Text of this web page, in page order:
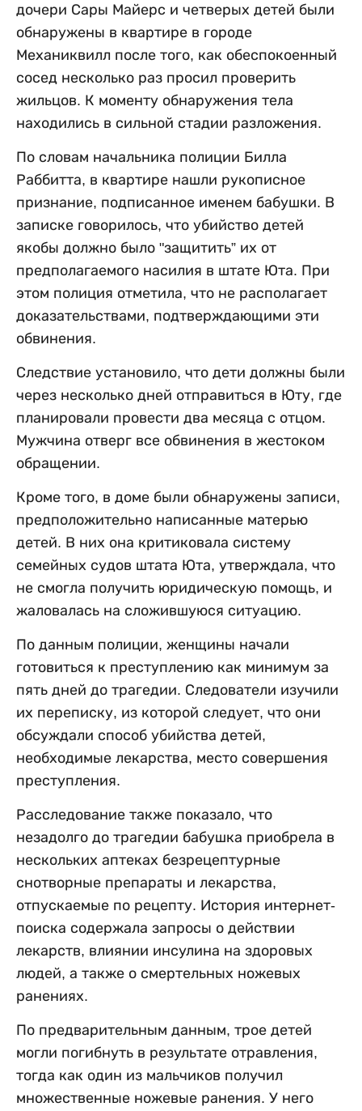
дочери Сары Майерс и четверых детей были
обнаружены в квартире в городе
Механиквилл после того, как обеспокоенный
сосед несколько раз просил проверить
жильцов. К моменту обнаружения тела
находились в сильной стадии разложения.
По словам начальника полиции Билла
Раббитта, в квартире нашли рукописное
признание, подписанное именем бабушки. В
записке говорилось, что убийство детей
якобы должно было "защитить” их от
предполагаемого насилия в штате Юта. При
этом полиция отметила, что не располагает
доказательствами, подтверждающими эти
обвинения.
Следствие установило, что дети должны были
через несколько дней отправиться в Юту, где
планировали провести два месяца с отцом.
Мужчина отверг все обвинения в жестоком
обращении.
Кроме того, в доме были обнаружены записи,
предположительно написанные матерью
детей. В них она критиковала систему
семейных судов штата Юта, утверждала, что
не смогла получить юридическую помощь, и
жаловалась на сложившуюся ситуацию.
По данным полиции, женщины начали
готовиться к преступлению как минимум за
пять дней до трагедии. Следователи изучили
их переписку, из которой следует, что они
обсуждали способ убийства детей,
необходимые лекарства, место совершения
преступления.
Расследование также показало, что
незадолго до трагедии бабушка приобрела в
нескольких аптеках безрецептурные
снотворные препараты и лекарства,
отпускаемые по рецепту. История интернет-
поиска содержала запросы о действии
лекарств, влиянии инсулина на здоровых
людей, а также о смертельных ножевых
ранениях.
По предварительным данным, трое детей
могли погибнуть в результате отравления,
тогда как один из мальчиков получил
множественные ножевые ранения. У него